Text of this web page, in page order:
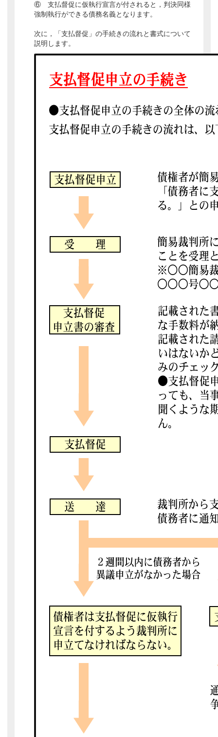
⑥ 支払督促に仮執行宣言が付されると，判決同様
強制執行ができる債務名義となります。
次に，「支払督促」の手続きの流れと書式について
説明します。